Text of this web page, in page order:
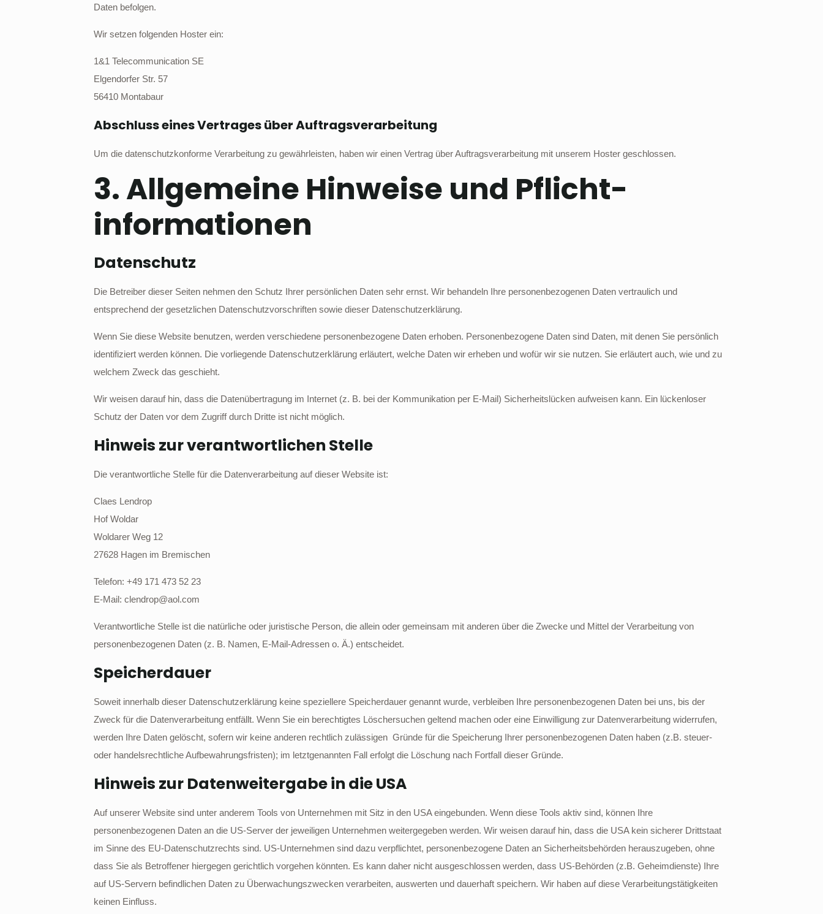
Daten befolgen.
Wir setzen folgenden Hoster ein:
1&1 Telecommunication SE
Elgendorfer Str. 57
56410 Montabaur
Abschluss eines Vertrages über Auftragsverarbeitung
Um die datenschutzkonforme Verarbeitung zu gewährleisten, haben wir einen Vertrag über Auftragsverarbeitung mit unserem Hoster geschlossen.
3. Allgemeine Hinweise und Pflicht­
informationen
Datenschutz
Die Betreiber dieser Seiten nehmen den Schutz Ihrer persönlichen Daten sehr ernst. Wir behandeln Ihre personenbezogenen Daten vertraulich und
entsprechend der gesetzlichen Datenschutzvorschriften sowie dieser Datenschutzerklärung.
Wenn Sie diese Website benutzen, werden verschiedene personenbezogene Daten erhoben. Personenbezogene Daten sind Daten, mit denen Sie persönlich
identifiziert werden können. Die vorliegende Datenschutzerklärung erläutert, welche Daten wir erheben und wofür wir sie nutzen. Sie erläutert auch, wie und zu
welchem Zweck das geschieht.
Wir weisen darauf hin, dass die Datenübertragung im Internet (z. B. bei der Kommunikation per E-Mail) Sicherheitslücken aufweisen kann. Ein lückenloser
Schutz der Daten vor dem Zugriff durch Dritte ist nicht möglich.
Hinweis zur verantwortlichen Stelle
Die verantwortliche Stelle für die Datenverarbeitung auf dieser Website ist:
Claes Lendrop
Hof Woldar
Woldarer Weg 12
27628 Hagen im Bremischen
Telefon: +49 171 473 52 23
E-Mail: clendrop@aol.com
Verantwortliche Stelle ist die natürliche oder juristische Person, die allein oder gemeinsam mit anderen über die Zwecke und Mittel der Verarbeitung von
personenbezogenen Daten (z. B. Namen, E-Mail-Adressen o. Ä.) entscheidet.
Speicherdauer
Soweit innerhalb dieser Datenschutzerklärung keine speziellere Speicherdauer genannt wurde, verbleiben Ihre personenbezogenen Daten bei uns, bis der
Zweck für die Datenverarbeitung entfällt. Wenn Sie ein berechtigtes Löschersuchen geltend machen oder eine Einwilligung zur Datenverarbeitung widerrufen,
werden Ihre Daten gelöscht, sofern wir keine anderen rechtlich zulässigen Gründe für die Speicherung Ihrer personenbezogenen Daten haben (z.B. steuer-
oder handelsrechtliche Aufbewahrungsfristen); im letztgenannten Fall erfolgt die Löschung nach Fortfall dieser Gründe.
Hinweis zur Datenweitergabe in die USA
Auf unserer Website sind unter anderem Tools von Unternehmen mit Sitz in den USA eingebunden. Wenn diese Tools aktiv sind, können Ihre
personenbezogenen Daten an die US-Server der jeweiligen Unternehmen weitergegeben werden. Wir weisen darauf hin, dass die USA kein sicherer Drittstaat
im Sinne des EU-Datenschutzrechts sind. US-Unternehmen sind dazu verpflichtet, personenbezogene Daten an Sicherheitsbehörden herauszugeben, ohne
dass Sie als Betroffener hiergegen gerichtlich vorgehen könnten. Es kann daher nicht ausgeschlossen werden, dass US-Behörden (z.B. Geheimdienste) Ihre
auf US-Servern befindlichen Daten zu Überwachungszwecken verarbeiten, auswerten und dauerhaft speichern. Wir haben auf diese Verarbeitungstätigkeiten
keinen Einfluss.